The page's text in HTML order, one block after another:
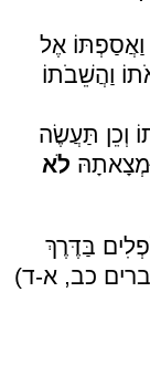
וַאֲסַפְתּוֹ אֶל
וַהֲשֵׁבֹתוֹ
וְכֵן תַּעֲשֶׂה
לֹא
בַּדֶּרֶךְ
כב, א-ד)